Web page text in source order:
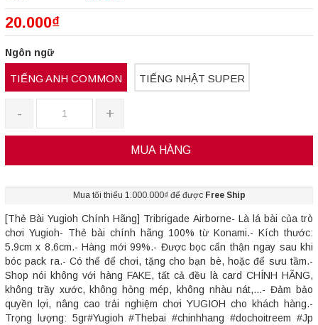
20.000₫
Ngôn ngữ
TIẾNG ANH COMMON TIẾNG NHẬT SUPER
- +
MUA HÀNG
Mua tối thiểu 1.000.000₫ để được Free Ship
[Thẻ Bài Yugioh Chính Hãng] Tribrigade Airborne- Là lá bài của trò
chơi Yugioh- Thẻ bài chính hãng 100% từ Konami.- Kích thước:
5.9cm x 8.6cm.- Hàng mới 99%.- Được bọc cẩn thận ngay sau khi
bóc pack ra.- Có thể để chơi, tặng cho bạn bè, hoặc để sưu tầm.-
Shop nói không với hàng FAKE, tất cả đều là card CHÍNH HÃNG,
không trầy xước, không hỏng mép, không nhàu nát,...- Đảm bảo
quyền lợi, nâng cao trải nghiệm chơi YUGIOH cho khách hàng.-
Trọng lượng: 5gr#Yugioh #Thebai #chinhhang #dochoitreem #Jp